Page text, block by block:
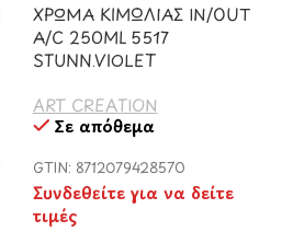
ΧΡΩΜΑ ΚΙΜΩΛΙΑΣ IN/OUT
A/C 250ML 5517
STUNN.VIOLET
ART CREATION
Σε απόθεμα
GTIN: 8712079428570
Συνδεθείτε για να δείτε
τιμές